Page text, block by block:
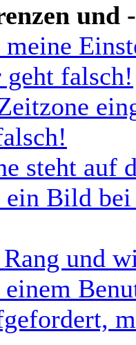
und
falsch!
steht auf
Bild
und
einem